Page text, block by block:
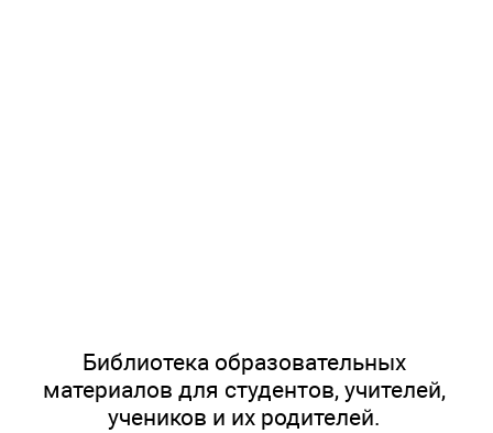
Библиотека образовательных
материалов для студентов, учителей,
учеников и их родителей.